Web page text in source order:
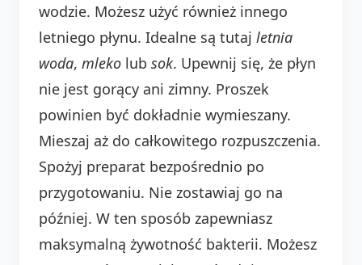
wodzie. Możesz użyć również innego
letniego płynu. Idealne są tutaj letnia
woda, mleko lub sok. Upewnij się, że płyn
nie jest gorący ani zimny. Proszek
powinien być dokładnie wymieszany.
Mieszaj aż do całkowitego rozpuszczenia.
Spożyj preparat bezpośrednio po
przygotowaniu. Nie zostawiaj go na
później. W ten sposób zapewniasz
maksymalną żywotność bakterii. Możesz